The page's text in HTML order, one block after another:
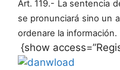
Art. 119.- La sentencia
se pronunciará sino un
ordenare la información.
{show